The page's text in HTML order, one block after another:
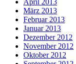
März 2013
Februar 2013
Januar 2013
Dezember 2012
November 2012
Oktober 2012